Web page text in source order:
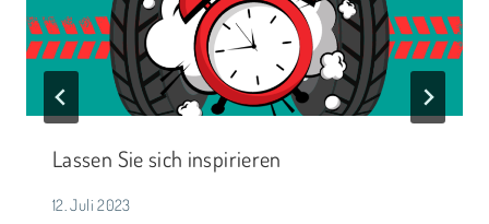
Lassen Sie sich inspirieren
12. Juli 2023